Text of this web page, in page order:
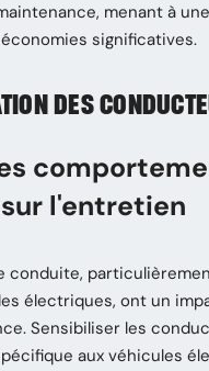
menant à
significatives.
DES
l'entretien
conduite,
électriques, ont un
Sensibiliser les
aux véhicules